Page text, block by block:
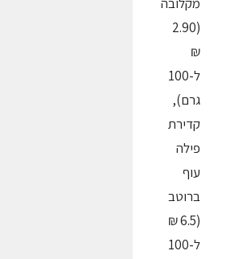
(2.90
₪
ל-100
גרם),
קדירת
פילה
עוף
ברוטב
(6.5 ₪
ל-100